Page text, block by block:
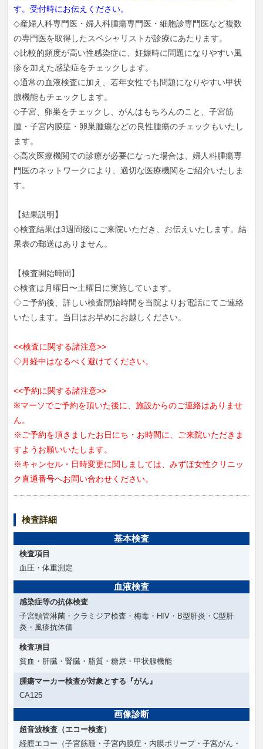
す。受付時にお伝えください。
◇産婦人科専門医・婦人科腫瘍専門医・細胞診専門医など複数
の専門医を取得したスペシャリストが診療にあたります。
◇比較的頻度が高い性感染症に、妊娠時に問題になりやすい風
疹を加えた感染症をチェックします。
◇通常の血液検査に加え、若年女性でも問題になりやすい甲状
腺機能もチェックします。
◇子宮、卵巣をチェックし、がんはもちろんのこと、子宮筋
腫・子宮内膜症・卵巣腫瘍などの良性腫瘍のチェックもいたし
ます。
◇高次医療機関での診療が必要になった場合は、婦人科腫瘍専
門医のネットワークにより、適切な医療機関をご紹介いたしま
す。
【結果説明】
◇検査結果は3週間後にご来院いただき、お伝えいたします。結
果表の郵送はありません。
【検査開始時間】
◇検査は月曜日〜土曜日に実施しています。
◇ご予約後、詳しい検査開始時間を当院よりお電話にてご連絡
いたします。当日はお早めにお越しください。
<<検査に関する諸注意>>
◇月経中はなるべく避けてください。
<<予約に関する諸注意>>
※マーソでご予約を頂いた後に、施設からのご連絡はありませ
ん。
※ご予約を頂きましたお日にち・お時間に、ご来院いただきま
すようお願いいたします。
※キャンセル・日時変更に関しましては、みずほ女性クリニッ
ク直通番号へお問い合わせください。
検査詳細
基本検査
検査項目
血圧・体重測定
血液検査
感染症等の抗体検査
子宮頸管淋菌・クラミジア検査・梅毒・HIV・B型肝炎・C型肝
炎・風疹抗体価
検査項目
貧血・肝臓・腎臓・脂質・糖尿・甲状腺機能
腫瘍マーカー検査が対象とする『がん』
CA125
画像診断
超音波検査（エコー検査）
経膣エコー（子宮筋腫・子宮内膜症・内膜ポリープ・子宮がん・